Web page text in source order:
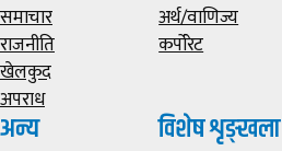
समाचार
राजनीति
खेलकुद
अपराध
अर्थ/वाणिज्य
कर्पोरेट
अन्य विशेष शृङ्खला